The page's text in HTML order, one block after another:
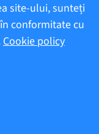
site-ului, sunteți
conformitate cu
Cookie policy